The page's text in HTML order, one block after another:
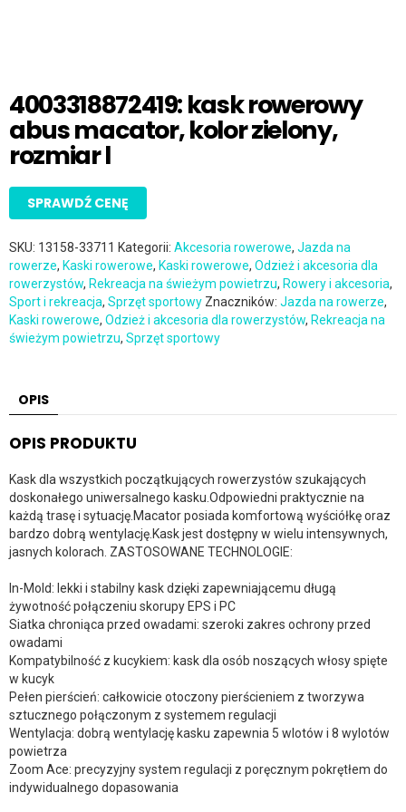
4003318872419: kask rowerowy
abus macator, kolor zielony,
rozmiar l
SPRAWDŹ CENĘ
SKU: 13158-33711 Kategorii: Akcesoria rowerowe, Jazda na
rowerze, Kaski rowerowe, Kaski rowerowe, Odzież i akcesoria dla
rowerzystów, Rekreacja na świeżym powietrzu, Rowery i akcesoria,
Sport i rekreacja, Sprzęt sportowy Znaczników: Jazda na rowerze,
Kaski rowerowe, Odzież i akcesoria dla rowerzystów, Rekreacja na
świeżym powietrzu, Sprzęt sportowy
OPIS
OPIS PRODUKTU
Kask dla wszystkich początkujących rowerzystów szukających
doskonałego uniwersalnego kasku.Odpowiedni praktycznie na
każdą trasę i sytuację.Macator posiada komfortową wyściółkę oraz
bardzo dobrą wentylację.Kask jest dostępny w wielu intensywnych,
jasnych kolorach. ZASTOSOWANE TECHNOLOGIE:
In-Mold: lekki i stabilny kask dzięki zapewniającemu długą
żywotność połączeniu skorupy EPS i PC
Siatka chroniąca przed owadami: szeroki zakres ochrony przed
owadami
Kompatybilność z kucykiem: kask dla osób noszących włosy spięte
w kucyk
Pełen pierścień: całkowicie otoczony pierścieniem z tworzywa
sztucznego połączonym z systemem regulacji
Wentylacja: dobrą wentylację kasku zapewnia 5 wlotów i 8 wylotów
powietrza
Zoom Ace: precyzyjny system regulacji z poręcznym pokrętłem do
indywidualnego dopasowania